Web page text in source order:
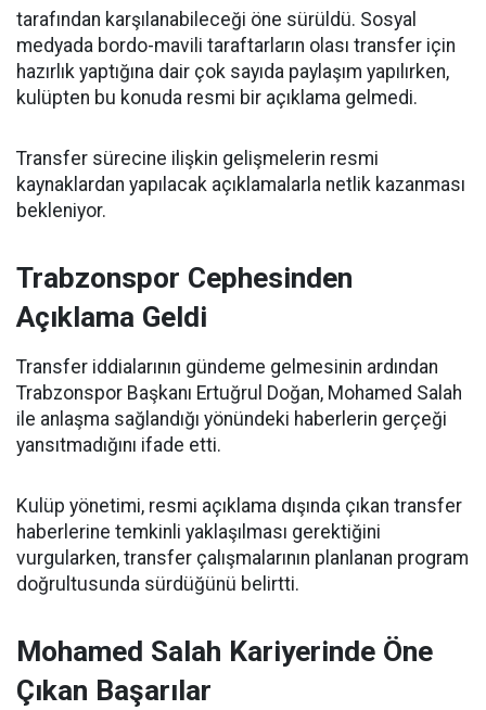
tarafından karşılanabileceği öne sürüldü. Sosyal
medyada bordo-mavili taraftarların olası transfer için
hazırlık yaptığına dair çok sayıda paylaşım yapılırken,
kulüpten bu konuda resmi bir açıklama gelmedi.
Transfer sürecine ilişkin gelişmelerin resmi
kaynaklardan yapılacak açıklamalarla netlik kazanması
bekleniyor.
Trabzonspor Cephesinden
Açıklama Geldi
Transfer iddialarının gündeme gelmesinin ardından
Trabzonspor Başkanı Ertuğrul Doğan, Mohamed Salah
ile anlaşma sağlandığı yönündeki haberlerin gerçeği
yansıtmadığını ifade etti.
Kulüp yönetimi, resmi açıklama dışında çıkan transfer
haberlerine temkinli yaklaşılması gerektiğini
vurgularken, transfer çalışmalarının planlanan program
doğrultusunda sürdüğünü belirtti.
Mohamed Salah Kariyerinde Öne
Çıkan Başarılar